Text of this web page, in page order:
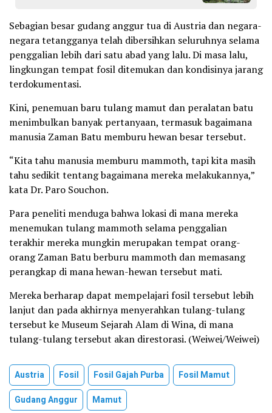
Sebagian besar gudang anggur tua di Austria dan negara-
negara tetangganya telah dibersihkan seluruhnya selama
penggalian lebih dari satu abad yang lalu. Di masa lalu,
lingkungan tempat fosil ditemukan dan kondisinya jarang
terdokumentasi.
Kini, penemuan baru tulang mamut dan peralatan batu
menimbulkan banyak pertanyaan, termasuk bagaimana
manusia Zaman Batu memburu hewan besar tersebut.
“Kita tahu manusia memburu mammoth, tapi kita masih
tahu sedikit tentang bagaimana mereka melakukannya,”
kata Dr. Paro Souchon.
Para peneliti menduga bahwa lokasi di mana mereka
menemukan tulang mammoth selama penggalian
terakhir mereka mungkin merupakan tempat orang-
orang Zaman Batu berburu mammoth dan memasang
perangkap di mana hewan-hewan tersebut mati.
Mereka berharap dapat mempelajari fosil tersebut lebih
lanjut dan pada akhirnya menyerahkan tulang-tulang
tersebut ke Museum Sejarah Alam di Wina, di mana
tulang-tulang tersebut akan direstorasi. (Weiwei/Weiwei)
Austria Fosil Fosil Gajah Purba
Fosil Mamut
Gudang Anggur
Mamut